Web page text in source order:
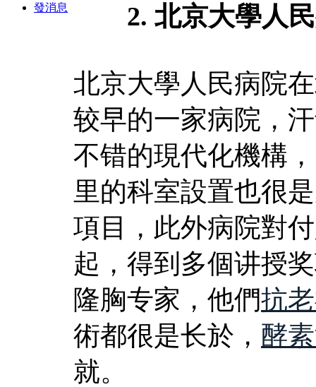
發消息 2. 北京大學人民
北京大學人民病院
较早的一家病院，
不错的現代化機構
里的科室設置也很
項目，此外病院對
起，得到多個讲授
隆胸专家，他們抗
術都很是长於， 酵
就。